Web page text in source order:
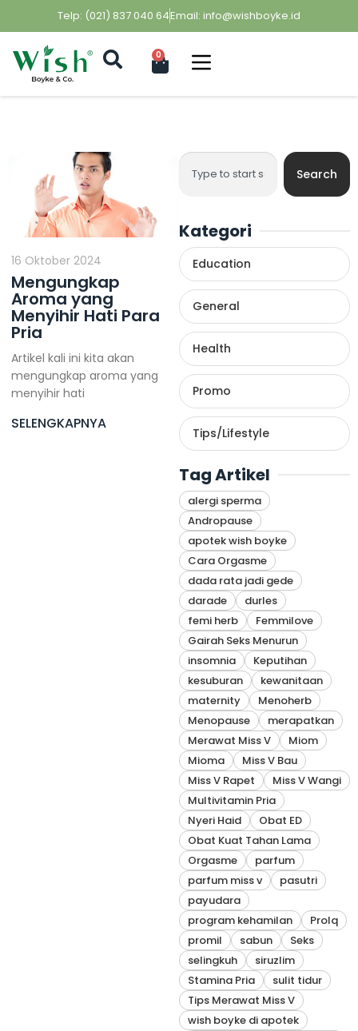
Telp: (021) 837 040 64Email: info@wishboyke.id
0
Search
Kategori
Education
General
Health
Promo
Tips/Lifestyle
Tag Artikel
alergi sperma
Andropause
apotek wish boyke
Cara Orgasme
dada rata jadi gede
darade
durles
femi herb
Femmilove
Gairah Seks Menurun
insomnia
Keputihan
kesuburan
kewanitaan
maternity
Menoherb
Menopause
merapatkan
Merawat Miss V
Miom
Mioma
Miss V Bau
Miss V Rapet
Miss V Wangi
Multivitamin Pria
Nyeri Haid
Obat ED
Obat Kuat Tahan Lama
Orgasme
parfum
parfum miss v
pasutri
payudara
program kehamilan
Prolq
promil
sabun
Seks
selingkuh
siruzlim
Stamina Pria
sulit tidur
Tips Merawat Miss V
wish boyke di apotek
Mengungkap
Aroma yang
Menyihir Hati Para
Pria
16 Oktober 2024
Artikel kali ini kita akan
mengungkap aroma yang
menyihir hati
SELENGKAPNYA